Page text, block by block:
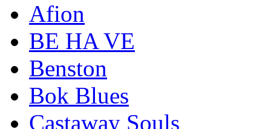
Afion
BE HA VE
Benston
Bok Blues
Castaway Souls